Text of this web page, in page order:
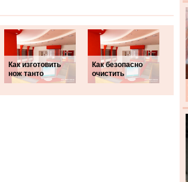
Как изготовить
нож танто
Как безопасно
очистить